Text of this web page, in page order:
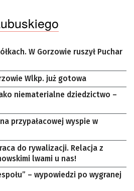
W Gorzowie ruszył Puchar
Wlkp. już gotowa
niematerialne dziedzictwo –
przypałacowej wyspie w
do rywalizacji. Relacja z
lwami u nas!
– wypowiedzi po wygranej